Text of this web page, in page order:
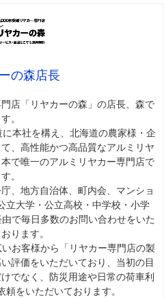
の森店長
店「リヤカーの森」の店長、森で
す。
本社を構え、北海道の農家様・企
、高性能かつ高品質なアルミリヤ
で唯一のアルミリヤカー専門店で
す。
、地方自治体、町内会、マンショ
立大学・公立高校・中学校・小学
で毎日多数のお問い合わせをいた
ります。
お客様から「リヤカー専門店の製
評価をいただいており、当初の目
でなく、防災用途や日常の荷車利
をいただいております。